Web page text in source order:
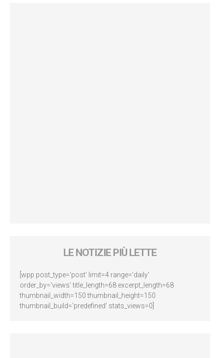
LE NOTIZIE PIÙ LETTE
[wpp post_type='post' limit=4 range='daily'
order_by='views' title_length=68 excerpt_length=68
thumbnail_width=150 thumbnail_height=150
thumbnail_build='predefined' stats_views=0]